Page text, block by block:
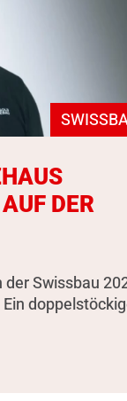
DER
Swissbau